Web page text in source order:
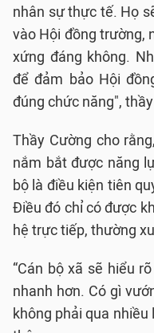
nhân sự thực tế. Họ
vào Hội đồng trường,
xứng đáng không.
để đảm bảo Hội
đúng chức năng",
Thầy Cường cho
nắm bắt được năng
bộ là điều kiện tiên
Điều đó chỉ có được
hệ trực tiếp, thường
“Cán bộ xã sẽ hiểu
nhanh hơn. Có gì
không phải qua nhiều